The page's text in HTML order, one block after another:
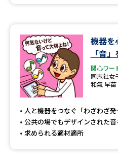
機器を
「音
関心ワー
同志社女
和氣 早苗
人と機器をつなぐ「わざわざ発
公共の場でもデザインされた音
求められる適材適所